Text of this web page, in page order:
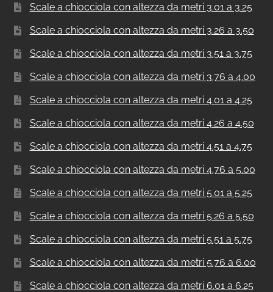
Scale a chiocciola con altezza da metri 3.01 a 3.25
Scale a chiocciola con altezza da metri 3.26 a 3.50
Scale a chiocciola con altezza da metri 3.51 a 3.75
Scale a chiocciola con altezza da metri 3.76 a 4.00
Scale a chiocciola con altezza da metri 4.01 a 4.25
Scale a chiocciola con altezza da metri 4.26 a 4.50
Scale a chiocciola con altezza da metri 4.51 a 4.75
Scale a chiocciola con altezza da metri 4.76 a 5.00
Scale a chiocciola con altezza da metri 5.01 a 5.25
Scale a chiocciola con altezza da metri 5.26 a 5.50
Scale a chiocciola con altezza da metri 5.51 a 5.75
Scale a chiocciola con altezza da metri 5.76 a 6.00
Scale a chiocciola con altezza da metri 6.01 a 6.25